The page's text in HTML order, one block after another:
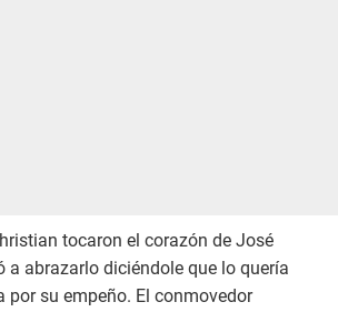
tocaron el corazón de José
a abrazarlo diciéndole que lo quería
por su empeño. El conmovedor